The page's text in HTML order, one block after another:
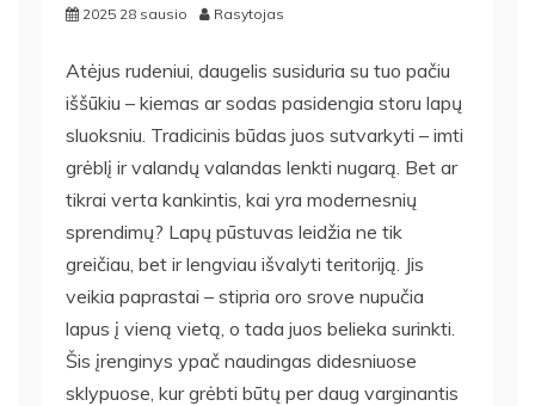
2025 28 sausio Rasytojas
Atėjus rudeniui, daugelis susiduria su tuo pačiu
iššūkiu – kiemas ar sodas pasidengia storu lapų
sluoksniu. Tradicinis būdas juos sutvarkyti – imti
grėblį ir valandų valandas lenkti nugarą. Bet ar
tikrai verta kankintis, kai yra modernesnių
sprendimų? Lapų pūstuvas leidžia ne tik
greičiau, bet ir lengviau išvalyti teritoriją. Jis
veikia paprastai – stipria oro srove nupučia
lapus į vieną vietą, o tada juos belieka surinkti.
Šis įrenginys ypač naudingas didesniuose
sklypuose, kur grėbti būtų per daug varginantis